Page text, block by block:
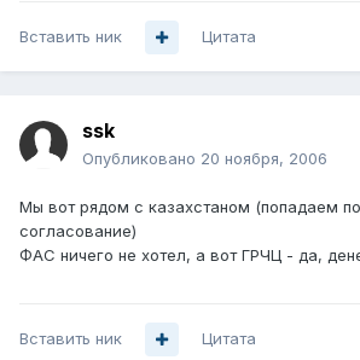
Вставить ник Цитата
ssk
Опубликовано 20 ноября, 2006
Мы вот рядом с казахстаном (попадаем
согласование)
ФАС ничего не хотел, а вот ГРЧЦ - да,
Вставить ник Цитата